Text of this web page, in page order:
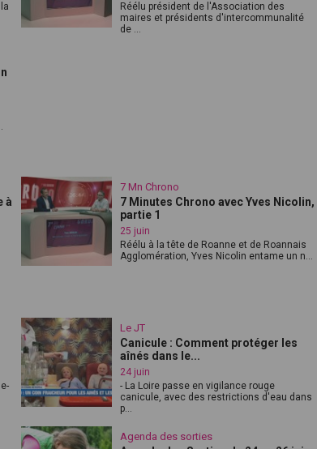
Réélu président de l'Association des
maires et présidents d'intercommunalité
de ...
à
7 Mn Chrono
7 Minutes Chrono avec Yves Nicolin,
partie 1
25 juin
Réélu à la tête de Roanne et de Roannais
Agglomération, Yves Nicolin entame un n...
Le JT
Canicule : Comment protéger les
aînés dans le...
24 juin
- La Loire passe en vigilance rouge
canicule, avec des restrictions d'eau dans
p...
Agenda des sorties